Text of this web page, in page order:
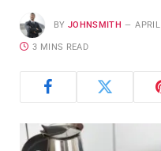
BY JOHNSMITH
3 MINS READ